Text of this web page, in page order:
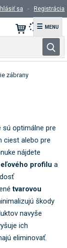
sa Registrácia
y
v
i
☰
zábrany
sú optimálne pre
ciest alebo pre
nájdete
profilua
tvarovou
škody
navyše
ich
eliminovať.